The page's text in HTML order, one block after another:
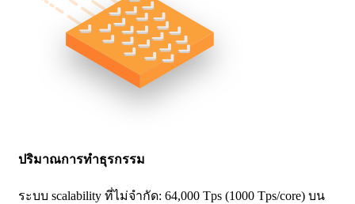
ปริมาณการทำธุรกรรม
ระบบ scalability ที่ไม่จำกัด: 64,000 Tps (1000 Tps/core) บน